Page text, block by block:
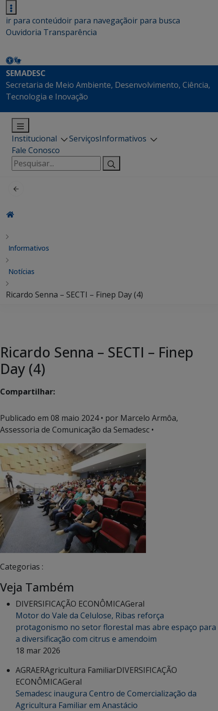
ir para conteúdoir para navegaçãoir para busca
Ouvidoria Transparência
SEMADESC
Secretaria de Meio Ambiente, Desenvolvimento, Ciência,
Tecnologia e Inovação
Institucional ServiçosInformativos
Fale Conosco
Pesquisar
por:
Informativos
Notícias
Ricardo Senna – SECTI – Finep Day (4)
Ricardo Senna – SECTI – Finep
Day (4)
Compartilhar:
Publicado em 08 maio 2024• por Marcelo Armôa,
Assessoria de Comunicação da Semadesc •
Categorias :
Veja Também
DIVERSIFICAÇÃO ECONÔMICAGeral
Motor do Vale da Celulose, Ribas reforça
protagonismo no setor florestal mas abre espaço para
a diversificação com citrus e amendoim
18 mar 2026
AGRAERAgricultura FamiliarDIVERSIFICAÇÃO
ECONÔMICAGeral
Semadesc inaugura Centro de Comercialização da
Agricultura Familiar em Anastácio